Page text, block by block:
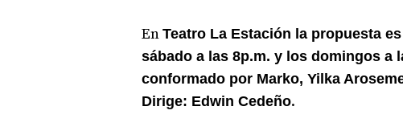
En Teatro La Estación la propuesta
sábado a las 8p.m. y los domingos a
conformado por Marko, Yilka
Dirige: Edwin Cedeño.